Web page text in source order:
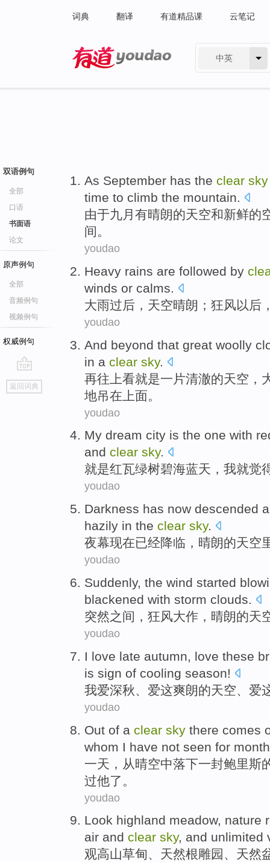
词典 翻译 有道精品课 云笔记
中英
双语例句
全部
口语
书面语
论文
原声例句
全部
音频例句
视频例句
权威例句
go
top
返回词典
As September has the clear sky
time to climb the mountain.
由于九月 有晴朗的天空和新鲜的
间。
youdao
Heavy rains are followed by
winds or calms.
大雨过后，天空晴朗 ； 狂风以后
youdao
And beyond that great woolly
in a clear sky.
再往上看就是一 片清澈的天空，
地吊在 上面。
youdao
My dream city is the one with
and clear sky.
就是红瓦绿树碧海蓝天 ， 我就觉
youdao
Darkness has now descended
hazily in the clear sky.
夜幕现在已经降临 ， 晴朗的天空
youdao
Suddenly, the wind started
blackened with storm clouds.
突然之间 ， 狂风大作 ， 晴朗的天
youdao
I love late autumn, love these
is sign of cooling season!
我爱深秋、爱这爽朗的天空、爱
youdao
Out of a clear sky there comes
whom I have not seen for
一天 ， 从晴空中落下一封鲍里斯
过他了。
youdao
Look highland meadow, nature
air and clear sky, and unlimited
观高山草甸、 天然根雕园 、天然